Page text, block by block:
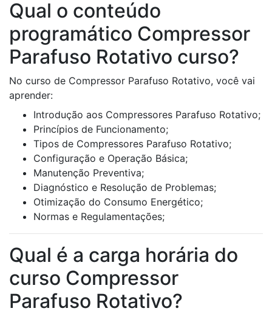
Qual o conteúdo
programático Compressor
Parafuso Rotativo curso?
No curso de Compressor Parafuso Rotativo, você vai
aprender:
Introdução aos Compressores Parafuso Rotativo;
Princípios de Funcionamento;
Tipos de Compressores Parafuso Rotativo;
Configuração e Operação Básica;
Manutenção Preventiva;
Diagnóstico e Resolução de Problemas;
Otimização do Consumo Energético;
Normas e Regulamentações;
Qual é a carga horária do
curso Compressor
Parafuso Rotativo?